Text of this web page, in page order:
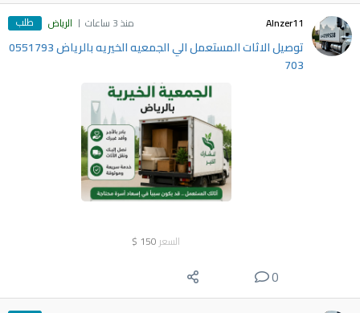
Alnzer11 منذ 3 ساعات الرياض طلب
توصيل الاثات المستعمل الي الجمعيه الخيريه بالرياض 0551793
703
السعر 150
$
0